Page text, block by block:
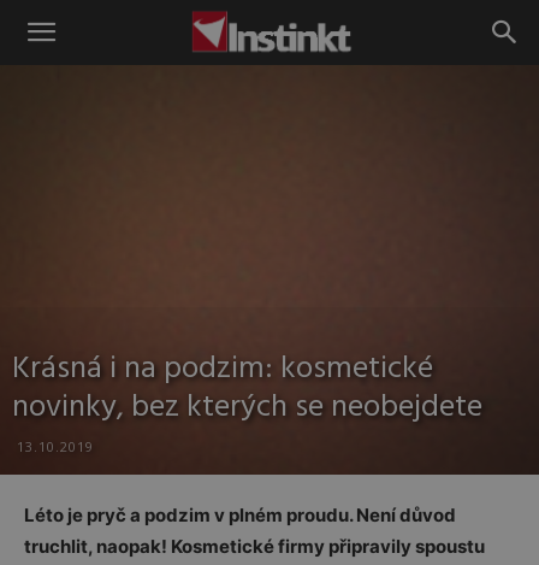
Instinkt
Krásná i na podzim: kosmetické
novinky, bez kterých se neobejdete
13.10.2019
Léto je pryč a podzim v plném proudu. Není důvod
truchlit, naopak! Kosmetické firmy připravily spoustu